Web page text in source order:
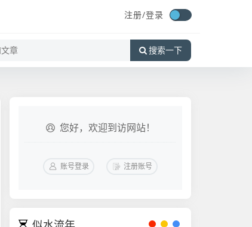
注册/登录
搜索一下
您好，欢迎到访网站！
账号登录 注册账号